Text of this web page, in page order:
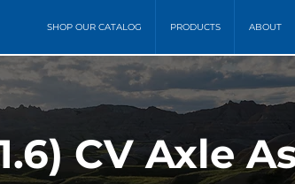
SHOP OUR CATALOG PRODUCTS ABOUT
CV Axle